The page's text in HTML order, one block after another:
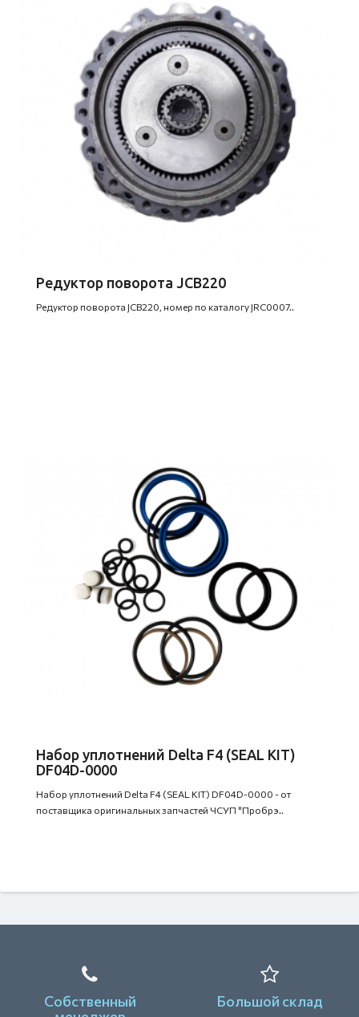
Редуктор поворота JCB220
Редуктор поворота JCB220, номер по каталогу JRC0007..
Набор уплотнений Delta F4 (SEAL KIT)
DF04D-0000
Набор уплотнений Delta F4 (SEAL KIT) DF04D-0000 - от
поставщика оригинальных запчастей ЧСУП "Пробрэ..
Собственный
Большой склад